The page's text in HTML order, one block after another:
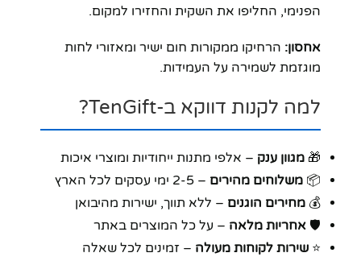
הפנימי, החליפו את השקית והחזירו למקום.
אחסון: הרחיקו ממקורות חום ישיר ומאזורי לחות
מוגזמת לשמירה על העמידות.
למה לקנות דווקא ב-TenGift?
🎁 מגוון ענק – אלפי מתנות ייחודיות ומוצרי איכות
📦 משלוחים מהירים – 2-5 ימי עסקים לכל הארץ
💰 מחירים הוגנים – ללא תווך, ישירות מהיבואן
🛡️ אחריות מלאה – על כל המוצרים באתר
⭐ שירות לקוחות מעולה – זמינים לכל שאלה